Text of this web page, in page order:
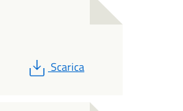
PDF
Scarica